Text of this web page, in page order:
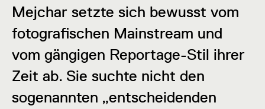
Mejchar setzte sich bewusst vom
fotografischen Mainstream und
vom gängigen Reportage-Stil ihrer
Zeit ab. Sie suchte nicht den
sogenannten „entscheidenden